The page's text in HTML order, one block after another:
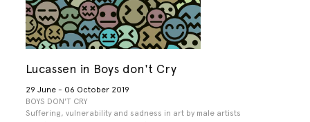
Lucassen in Boys don't Cry
29 June - 06 October 2019
BOYS DON'T CRY
Suffering, vulnerability and sadness in art by male artists